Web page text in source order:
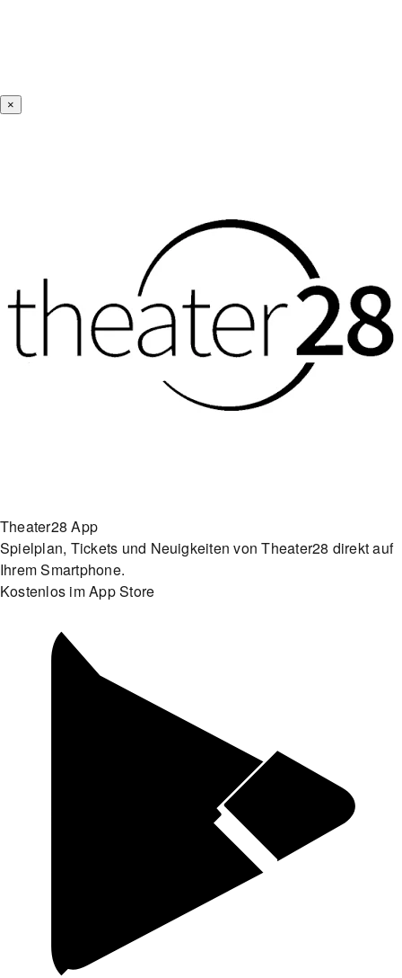
×
Theater28 App
Spielplan, Tickets und Neuigkeiten von Theater28 direkt auf
Ihrem Smartphone.
Kostenlos im App Store